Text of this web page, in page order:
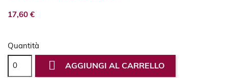
17,60 €
Quantità
 AGGIUNGI AL CARRELLO